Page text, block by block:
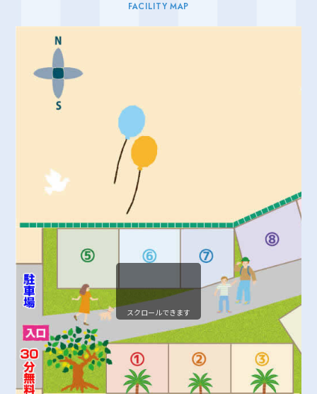
FACILITY MAP
スクロールできます